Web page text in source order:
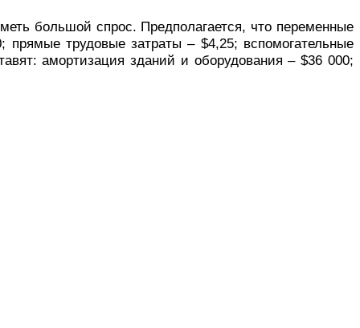
большой спрос. Предполагается, что переменные
трудовые затраты – $4,25; вспомогательные
амортизация зданий и оборудования – $36 000;